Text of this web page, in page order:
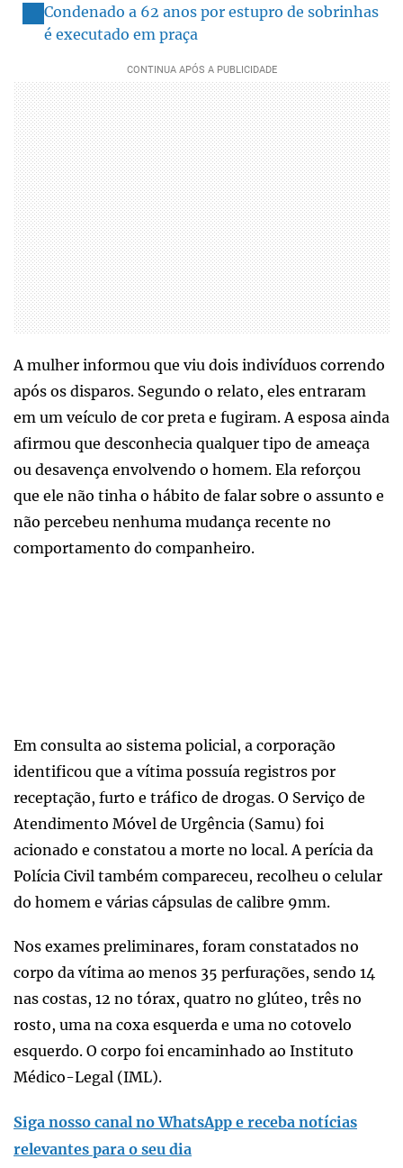
Condenado a 62 anos por estupro de sobrinhas
é executado em praça
A mulher informou que viu dois indivíduos correndo
após os disparos. Segundo o relato, eles entraram
em um veículo de cor preta e fugiram. A esposa ainda
afirmou que desconhecia qualquer tipo de ameaça
ou desavença envolvendo o homem. Ela reforçou
que ele não tinha o hábito de falar sobre o assunto e
não percebeu nenhuma mudança recente no
comportamento do companheiro.
Em consulta ao sistema policial, a corporação
identificou que a vítima possuía registros por
receptação, furto e tráfico de drogas. O Serviço de
Atendimento Móvel de Urgência (Samu) foi
acionado e constatou a morte no local. A perícia da
Polícia Civil também compareceu, recolheu o celular
do homem e várias cápsulas de calibre 9mm.
Nos exames preliminares, foram constatados no
corpo da vítima ao menos 35 perfurações, sendo 14
nas costas, 12 no tórax, quatro no glúteo, três no
rosto, uma na coxa esquerda e uma no cotovelo
esquerdo. O corpo foi encaminhado ao Instituto
Médico-Legal (IML).
Siga nosso canal no WhatsApp e receba notícias
relevantes para o seu dia